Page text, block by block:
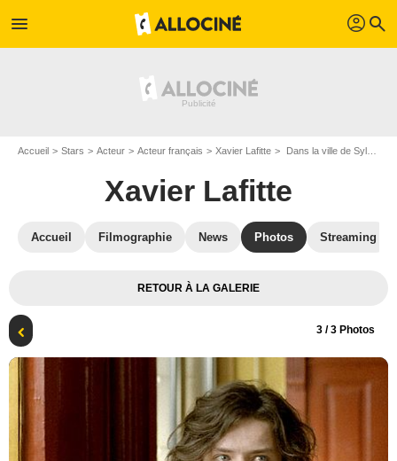
menu profil search
Accueil Stars Acteur Acteur français Xavier Lafitte Dans la ville de Sylvia : Photo José Luis Guerín, Xavier Lafitte
Xavier Lafitte
Accueil Filmographie News Photos Streaming
RETOUR À LA GALERIE
3 / 3 Photos